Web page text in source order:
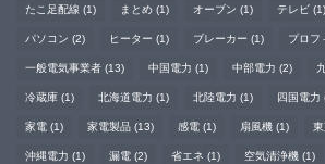
たこ足配線 (1) まとめ (1) オーブン (1) テレビ (1)
パソコン (2) ヒーター (1) ブレーカー (1) プロフ
一般電気事業者 (13) 中国電力 (1) 中部電力 (2)
冷蔵庫 (1) 北海道電力 (1) 北陸電力 (1) 四国電力
家電 (1) 家電製品 (13) 感電 (1) 扇風機 (1)
沖縄電力 (1) 漏電 (2) 省エネ (1) 空気清浄機 (1)